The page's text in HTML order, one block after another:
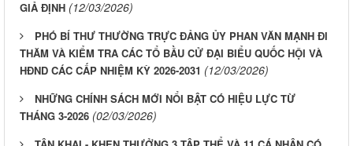
GIẢ ĐỊNH (12/03/2026)
PHÓ BÍ THƯ THƯỜNG TRỰC ĐẢNG ỦY PHAN VĂN MẠNH ĐI
THĂM VÀ KIỂM TRA CÁC TỔ BẦU CỬ ĐẠI BIỂU QUỐC HỘI VÀ
HĐND CÁC CẤP NHIỆM KỲ 2026-2031 (12/03/2026)
NHỮNG CHÍNH SÁCH MỚI NỔI BẬT CÓ HIỆU LỰC TỪ
THÁNG 3-2026 (02/03/2026)